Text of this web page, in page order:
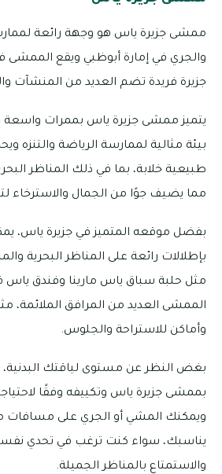
ممشى جزيرة ياس هو وجهة رائعة
والجري في إمارة أبوظبي ويقع الممشى
جزيرة فريدة تضم العديد من المنشآت
يتميز ممشى جزيرة ياس بممرات واسعة
بيئة مثالية لممارسة الرياضة والتنزه
طبيعية خلابة، بما في ذلك المناظر
مما يضيف جوًا من الجمال والاسترخاء
بفضل موقعه المتميز في جزيرة ياس،
بإطلالات رائعة على المناظر البحرية
مثل حلبة سباق ياس مارينا وفندق ياس
الممشى العديد من المرافق الملائمة،
وأماكن للاستراحة والجلوس.
بغض النظر عن مستوى لياقتك البدنية،
بممشى جزيرة ياس وتكييفه وفقًا
ويمكنك المشي أو الجري على مسافات
يناسبك، سواء كنت ترغب في تحدي
والاستمتاع بالمناظر الجميلة.